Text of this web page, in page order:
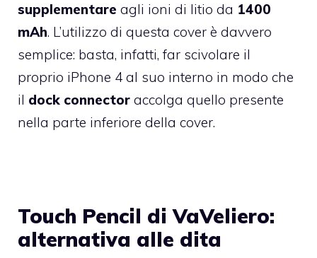
supplementare agli ioni di litio da 1400
mAh. L’utilizzo di questa cover è davvero
semplice: basta, infatti, far scivolare il
proprio iPhone 4 al suo interno in modo che
il dock connector accolga quello presente
nella parte inferiore della cover.
Touch Pencil di VaVeliero:
alternativa alle dita